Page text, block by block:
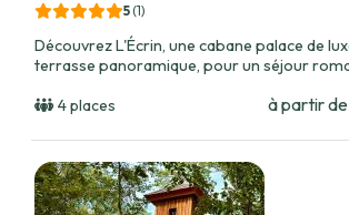
5 (1)
Découvrez L'Écrin, une cabane palace de
terrasse panoramique, pour un séjour
4 places à partir de